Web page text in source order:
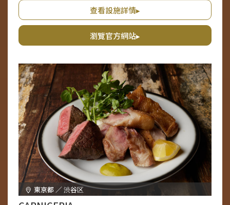
蒜味的甜醬汁，口感濃郁，與肉類完美融合。一樓設有吧台，二樓設有
坐式小座敷可應對多樣場合。氛圍輕鬆隨和，適合女子會。
查看設施詳情▸
瀏覽官方網站▸
東京都 ／ 渋谷区